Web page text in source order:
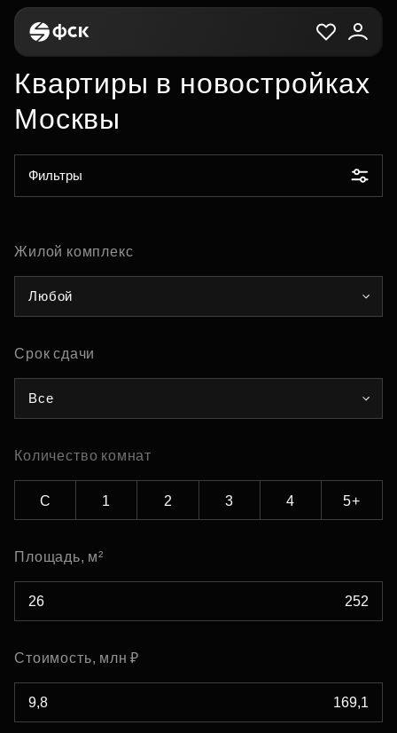
Квартиры в новостройках
Москвы
Фильтры
Жилой комплекс
Любой
Срок сдачи
Все
Количество комнат
С 1 2 3 4 5+
Площадь, м²
Стоимость, млн ₽